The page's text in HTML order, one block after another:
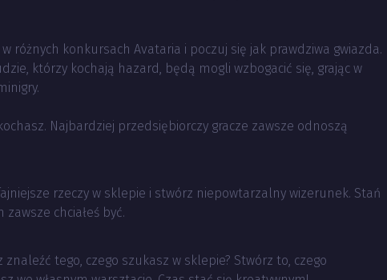
w różnych konkursach Avataria i poczuj się jak prawdziwa gwiazda.
którzy kochają hazard, będą mogli wzbogacić się, grając w
Najbardziej przedsiębiorczy gracze zawsze odnoszą
rzeczy w sklepie i stwórz niepowtarzalny wizerunek. Stań
zawsze chciałeś być.
znaleźć tego, czego szukasz w sklepie? Stwórz to, czego